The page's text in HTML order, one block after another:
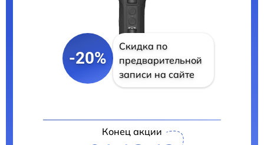
-20%
Скидка по
предварительной
записи на сайте
Конец акции